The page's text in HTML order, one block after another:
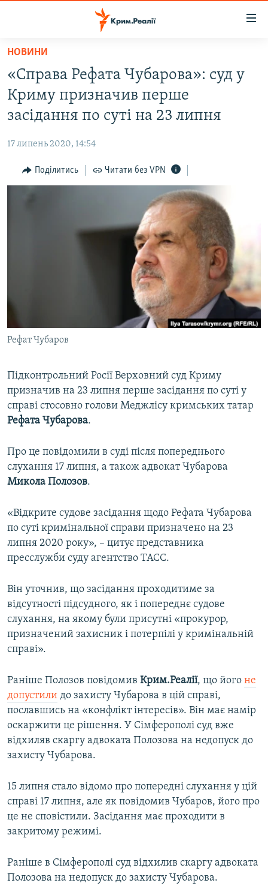
Перейти
основного
матеріалу
Перейти
до
основної
Перейти
до
пошуку
ВОДА.КРИМ
ВІДЕО ТА ФОТО
БЛОГИ
ПОГЛЯД
ІНТЕРВ'Ю
УКРАЇНСЬКА ПРОБЛЕМА КРИМУ
ІНФОГРАФІКА
ДОЛУЧАЙСЯ!
Усі сайти RFE/RL
НОВИНИ
«Справа Рефата Чубарова»: суд у
Криму призначив перше
засідання по суті на 23 липня
17 липень 2020, 14:54
Поділитись Читати без VPN
Рефат Чубаров
Підконтрольний Росії Верховний суд Криму
призначив на 23 липня перше засідання по суті у
справі стосовно голови Меджлісу кримських татар
Рефата Чубарова.
Про це повідомили в суді після попереднього
слухання 17 липня, а також адвокат Чубарова
Микола Полозов.
«Відкрите судове засідання щодо Рефата Чубарова
по суті кримінальної справи призначено на 23
липня 2020 року», – цитує представника
пресслужби суду агентство ТАСС.
Він уточнив, що засідання проходитиме за
відсутності підсудного, як і попереднє судове
слухання, на якому були присутні «прокурор,
призначений захисник і потерпілі у кримінальній
справі».
Раніше Полозов повідомив Крим.Реалії, що його не
допустили до захисту Чубарова в цій справі,
пославшись на «конфлікт інтересів». Він має намір
оскаржити це рішення. У Сімферополі суд вже
відхиляв скаргу адвоката Полозова на недопуск до
захисту Чубарова.
15 липня стало відомо про попередні слухання у цій
справі 17 липня, але як повідомив Чубаров, його про
це не сповістили. Засідання має проходити в
закритому режимі.
Раніше в Сімферополі суд відхилив скаргу адвоката
Полозова на недопуск до захисту Чубарова.